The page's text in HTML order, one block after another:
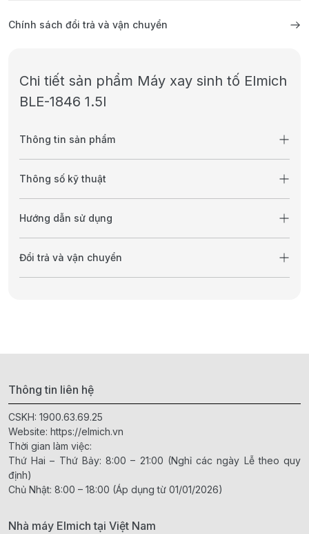
Chính sách đổi trả và vận chuyển
Chi tiết sản phẩm Máy xay sinh tố Elmich
BLE-1846 1.5l
Thông tin sản phẩm
Thông số kỹ thuật
Hướng dẫn sử dụng
Đổi trả và vận chuyển
Thông tin liên hệ
CSKH: 1900.63.69.25
Website: https://elmich.vn
Thời gian làm việc:
Thứ Hai – Thứ Bảy: 8:00 – 21:00 (Nghỉ các ngày Lễ theo quy
định)
Chủ Nhật: 8:00 – 18:00 (Áp dụng từ 01/01/2026)
Nhà máy Elmich tại Việt Nam